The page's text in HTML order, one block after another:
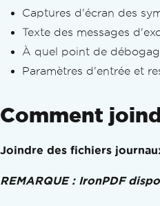
Linéariser
Conversion
Définir des
Grayscale
Ajouter une
Sauts de page
S'adapter
Modifier les
Captures d'écran des
Texte des messages
À quel point de
Paramètres d'entrée et
Comment
Joindre des fichiers
REMARQUE : IronPDF